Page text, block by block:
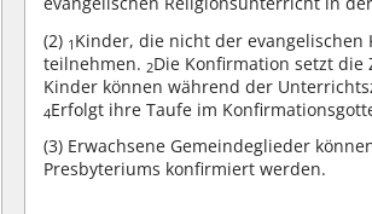
(2) 1 Kinder, die nicht der
teilnehmen. 2Die Konfirmation setzt
Kinder können während der
4Erfolgt ihre Taufe im
(3) Erwachsene Gemeindeglieder
Presbyteriums konfirmiert werden.